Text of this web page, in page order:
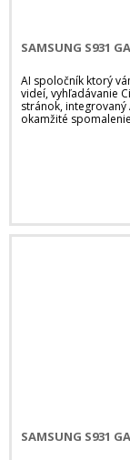
SAMSUNG S931
AI spoločník ktorý
videí, vyhľadávanie
stránok, integrovaný
okamžité
SAMSUNG S931